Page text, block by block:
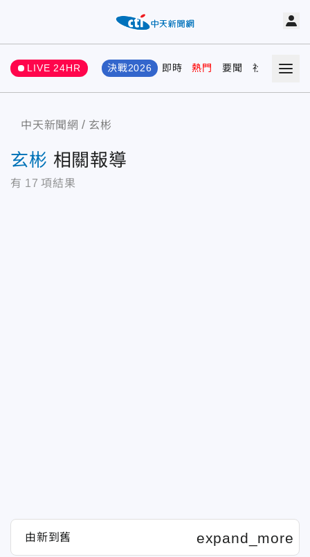
LIVE 24HR 決戰2026 即時 熱門 要聞 社會 娛樂
中天新聞網 玄彬
玄彬 相關報導
有 17 項結果